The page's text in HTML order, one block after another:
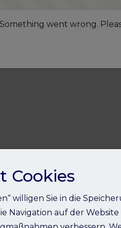
Something went wrong.
Cookies
willigen Sie in die
Navigation auf der